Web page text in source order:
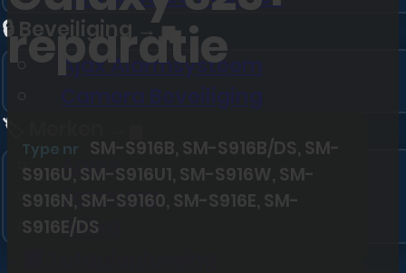
🔒 Beveiliging →
Ajax Alarmsysteem
Camera Beveiliging
🏷️ Merken →
Apple
Samsung
Jabra
reparatie
Type nr
SM-S916B, SM-S916B/DS, SM-
S916U, SM-S916U1, SM-S916W, SM-
S916N, SM-S9160, SM-S916E, SM-
S916E/DS